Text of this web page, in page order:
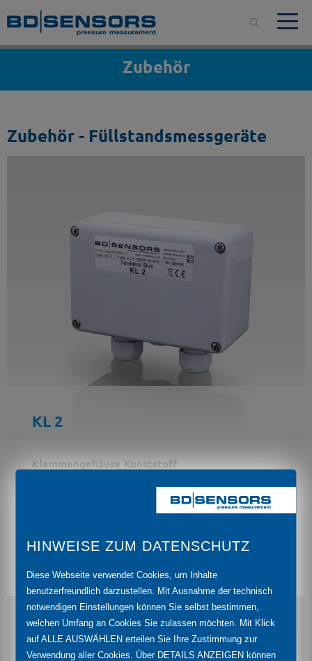
Zubehör
Zubehör - Füllstandsmessgeräte
KL 2
Klemmengehäuse Kunststoff
HINWEISE ZUM DATENSCHUTZ
Diese Webseite verwendet Cookies, um Inhalte
benutzerfreundlich darzustellen. Mit Ausnahme der technisch
notwendigen Einstellungen können Sie selbst bestimmen,
welchen Umfang an Cookies Sie zulassen möchten. Mit Klick
auf ALLE AUSWÄHLEN erteilen Sie Ihre Zustimmung zur
Verwendung aller Cookies. Über DETAILS ANZEIGEN können